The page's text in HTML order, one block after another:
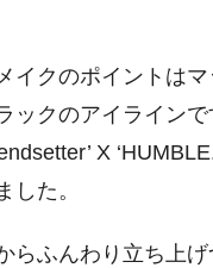
イクのポイントは
ックのアイライン
X
した。
らふんわり立ち上